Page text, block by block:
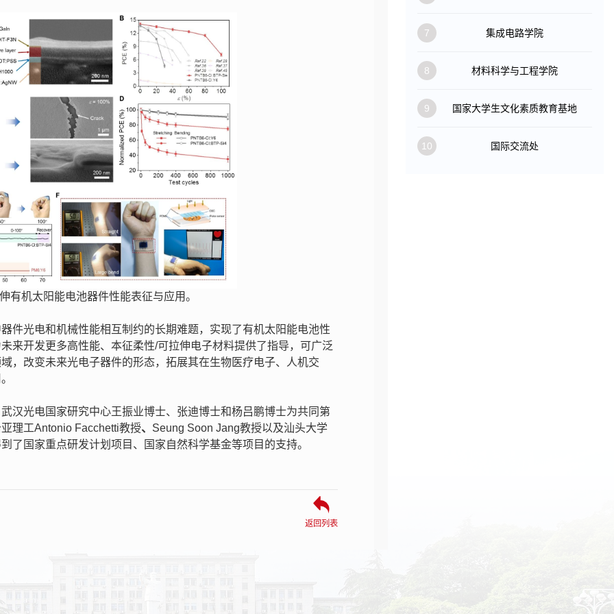
有机太阳能电池器件性能表征与应用。
件光电和机械性能相互制约的长期难题，实现了有机太阳能电池性
来开发更多高性能、本征柔性/可拉伸电子材料提供了指导，可广泛
，改变未来光电子器件的形态，拓展其在生物医疗电子、人机交
汉光电国家研究中心王振业博士、张迪博士和杨吕鹏博士为共同第
理工Antonio Facchetti教授、 Seung Soon Jang教授以及汕头大学
了国家重点研发计划项目、国家自然科学基金等项目的支持。
返回列表
7 集成电路学院
8 材料科学与工程学院
9 国家大学生文化素质教育基地
10 国际交流处